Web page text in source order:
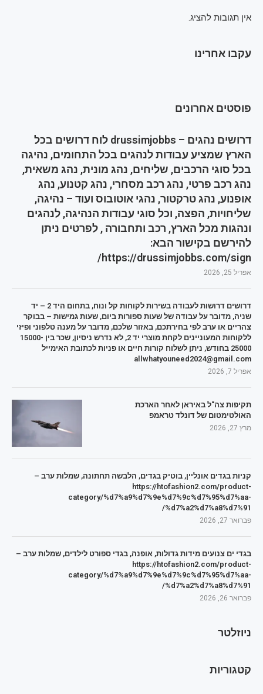
אין תגובות להציג.
עקבו אחרינו
פוסטים אחרונים
דרושים נהגים – drussimjobbs לוח דרושים בכל
הארץ שמציע עבודות לנהגים בכל התחומים, נהיגה
בכל סוגי הרכבים, שליחים, נהג מונית, נהג משאית,
נהג רכב פרטי, נהג רכב מסחרי, נהג קטנוע, נהג
אופנוע, נהג טרקטור, נהגי אוטובוס ועוד – נהיגה,
שליחויות, הפצה, וכל סוגי עבודות הנהיגה, לנהגים
ונהגות מכל הארץ, רכב ותחבורה , לפרטים ניתן
להירשם בקישור הבא:
https://drussimjobbs.com/sign/
אפריל 25, 2026
דרושים דרושות לעבודה בשירות לקוחות קל ונוח, בתחום היד 2 – יד
שניה, מדובר על עבודה של שעות ספורות ביום, שעות גמישות – בבוקר
צהריים או ערב לפי בחירתכם, באזור שלכם, מדובר על מענה טלפוני ופיזי
ללקוחות המעוניינים לקחת מוצרי יד 2, לא נדרש ניסיון, שכר בין 15000-
25000 בחודש, ניתן לשלוח קורות חיים או פניות לכתובת האימייל
allwhatyouneed2024@gmail.com
אפריל 7, 2026
תקיפות צה"ל באיראן לאחר הארכת
האולטימטום של דונלד טראמפ
מרץ 27, 2026
קניות בגדים אונליין, בוטיק בגדים, הלבשה תחתונה, שמלות ערב –
https://htofashion2.com/product-
category/%d7%a9%d7%9e%d7%9c%d7%95%d7%aa-
%d7%a2%d7%a8%d7%91/
פברואר 27, 2026
בגדי ים צנועים מידות גדולות, אופנה, בגדי ספורט לילדים, שמלות ערב –
https://htofashion2.com/product-
category/%d7%a9%d7%9e%d7%9c%d7%95%d7%aa-
%d7%a2%d7%a8%d7%91/
פברואר 26, 2026
ניוזלטר
קטגוריות